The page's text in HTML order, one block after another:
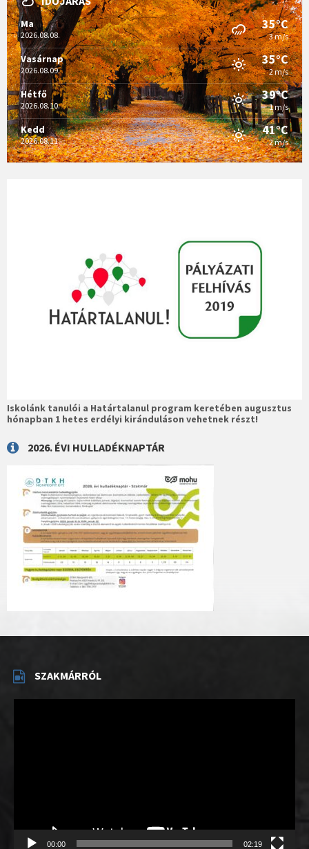
Ma
2026.08.08.
35°C
3 m/s
Vasárnap
2026.08.09.
35°C
2 m/s
Hétfő
2026.08.10.
39°C
1 m/s
Kedd
2026.08.11.
41°C
2 m/s
Iskolánk tanulói a Határtalanul program keretében augusztus
hónapban 1 hetes erdélyi kiránduláson vehetnek részt!
2026. ÉVI HULLADÉKNAPTÁR
SZAKMÁRRÓL
00:00 02:19